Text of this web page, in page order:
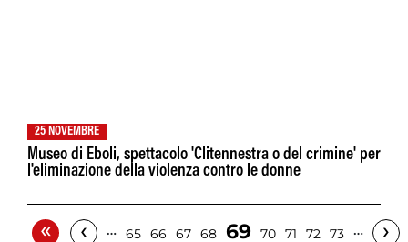
25 NOVEMBRE
Museo di Eboli, spettacolo 'Clitennestra o del crimine' per
l'eliminazione della violenza contro le donne
« ‹ … 65 66 67 68 69 70 71 72 73 … ›